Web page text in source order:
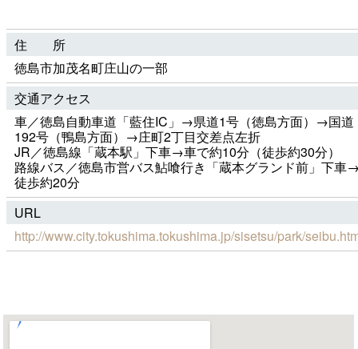
住 所
徳島市加茂名町庄山の一部
交通アクセス
車／徳島自動車道「藍住IC」→県道1号（徳島方面）→国道
192号（鴨島方面）→庄町2丁目交差点左折
JR／徳島線「蔵本駅」下車→車で約10分（徒歩約30分）
路線バス／徳島市営バス鮎喰行き「蔵本グランド前」下車
徒歩約20分
URL
http://www.city.tokushima.tokushima.jp/sisetsu/park/